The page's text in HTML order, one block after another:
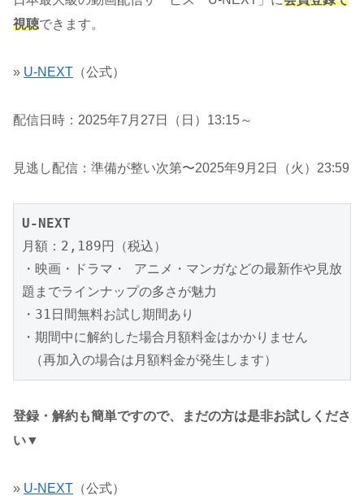
視聴できます。
» U-NEXT （公式）
配信日時：2025年7月27日（日）13:15～
見逃し配信：準備が整い次第〜2025年9月2日（火）23:59
U-NEXT
月額：2,189円（税込）
・映画・ドラマ・ アニメ・マンガなどの最新作や見放
題までラインナップの多さが魅力
・31日間無料お試し期間あり
・期間中に解約した場合月額料金はかかりません
（再加入の場合は月額料金が発生します）
登録・解約も簡単ですので、まだの方は是非お試しくださ
い▼
» U-NEXT （公式）